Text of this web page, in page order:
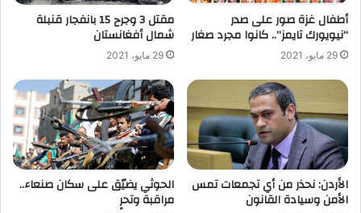
أطفال غزة صور على صدر
“نيويورك تايمز”.. كانوا مجرد صغار
29 مايو، 2021
‬شمال أفغانستان
29 مايو، 2021
الأردن: نحذر من أي تجمعات تمس
الأمن وسيادة القانون
الحوثي يضيّق على سكان صنعاء..
مراقبة وتحرٍ